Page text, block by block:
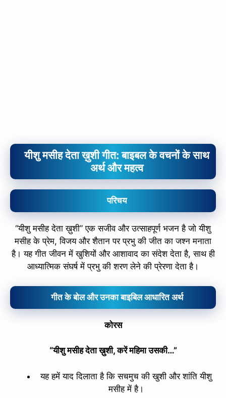
यीशु मसीह देता ख़ुशी गीत: बाइबल के वचनों के साथ
अर्थ और महत्व
परिचय
“यीशु मसीह देता ख़ुशी” एक सजीव और उत्साहपूर्ण भजन है जो यीशु
मसीह के प्रेम, विजय और शैतान पर प्रभु की जीत का जश्न मनाता
है। यह गीत जीवन में खुशियों और आशावाद का संदेश देता है, साथ ही
आध्यात्मिक संघर्ष में प्रभु की शरण लेने की प्रेरणा देता है।
गीत के बोल और उनका बाइबिल आधारित अर्थ
कोरस
“यीशु मसीह देता ख़ुशी, करें महिमा उसकी…”
यह हमें याद दिलाता है कि सचमुच की खुशी और शांति यीशु
मसीह में है।